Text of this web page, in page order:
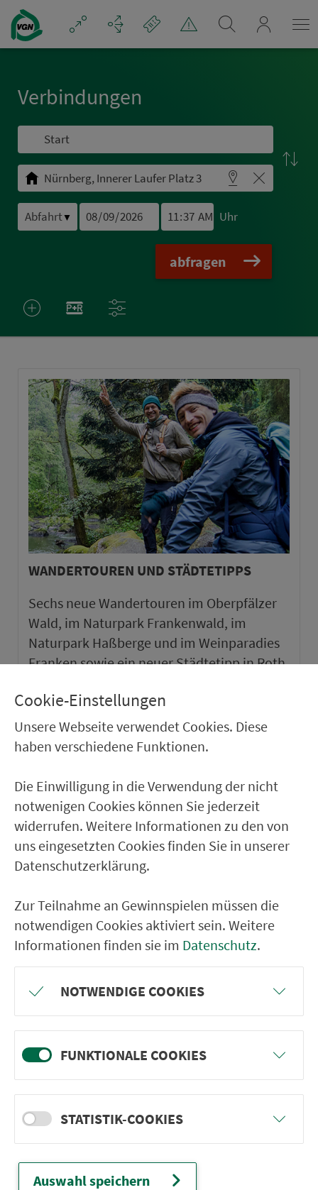
Navigation überspringen
Ver­bin­dungen
▼ Uhr
abfragen
WANDERTOUREN UND STÄDTETIPPS
Sechs neue Wandertouren im Oberpfälzer
Wald, im Naturpark Frankenwald, im
Naturpark Haßberge und im Weinparadies
Franken sowie ein neuer Städtetipp in Roth.
VGN-SOMMER 2026
Mach mit und gewinne einen von 1.000
Team-Plätzen für eine Abenteuer-Rallye!
weiter
Nürn­berg
Cookie-Einstellungen
Unsere Webseite verwendet Cookies. Diese
haben verschiedene Funktionen.
Die Einwilligung in die Verwendung der nicht
notwenigen Cookies können Sie jederzeit
widerrufen. Weitere Informationen zu den von
uns eingesetzten Cookies finden Sie in unserer
Datenschutzerklärung.
Zur Teilnahme an Gewinnspielen müssen die
notwendigen Cookies aktiviert sein. Weitere
Informationen finden sie im Datenschutz.
NOTWENDIGE COOKIES
FUNKTIONALE COOKIES
STATISTIK-COOKIES
Auswahl speichern